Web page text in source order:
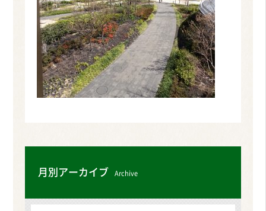
月別アーカイブ Archive